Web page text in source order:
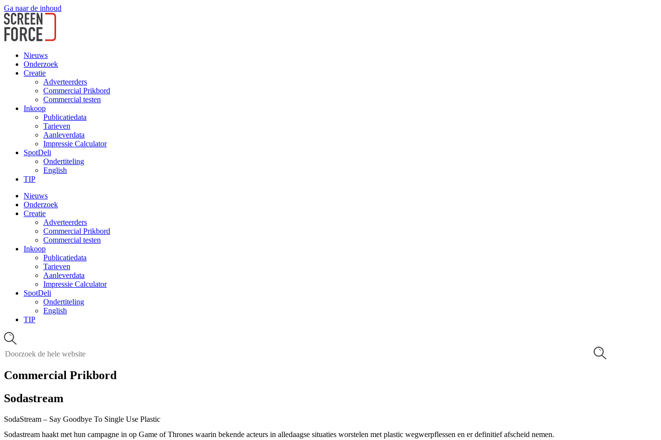
Ga naar de inhoud
Nieuws
Onderzoek
Creatie
Adverteerders
Commercial Prikbord
Commercial testen
Inkoop
Publicatiedata
Tarieven
Aanleverdata
Impressie Calculator
SpotDeli
Ondertiteling
English
TIP
Nieuws
Onderzoek
Creatie
Adverteerders
Commercial Prikbord
Commercial testen
Inkoop
Publicatiedata
Tarieven
Aanleverdata
Impressie Calculator
SpotDeli
Ondertiteling
English
TIP
Commercial Prikbord
Sodastream
SodaStream – Say Goodbye To Single Use Plastic
Sodastream haakt met hun campagne in op Game of Thrones waarin bekende acteurs in alledaagse situaties worstelen met plastic wegwerpflessen en er definitief afscheid nemen.